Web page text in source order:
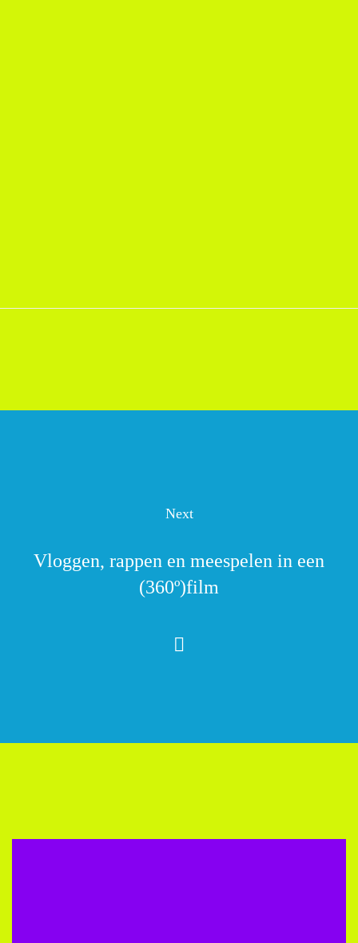
Next
Vloggen, rappen en meespelen in een
(360º)film